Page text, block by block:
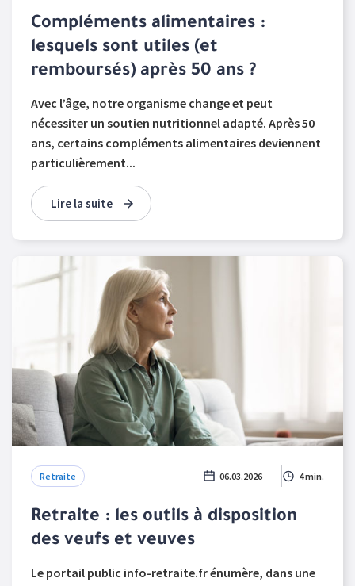
Compléments alimentaires :
lesquels sont utiles (et
remboursés) après 50 ans ?
Avec l’âge, notre organisme change et peut
nécessiter un soutien nutritionnel adapté. Après 50
ans, certains compléments alimentaires deviennent
particulièrement...
Lire la suite
Retraite 06.03.2026 4 min.
Retraite : les outils à disposition
des veufs et veuves
Le portail public info-retraite.fr énumère, dans une